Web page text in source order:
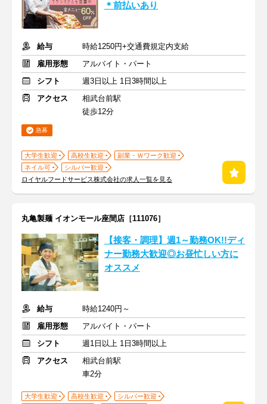
＊前払いあり
給与
時給1250円+交通費規定内支給
雇用形態
アルバイト・パート
シフト
週3日以上 1日3時間以上
アクセス
相武台前駅
徒歩12分
急募
大学生歓迎 高校生歓迎
副業・Ｗワーク歓迎
ネイル可
シルバー歓迎
ロイヤルフードサービス株式会社の求人一覧を見る
丸亀製麺 イオンモール座間店［111076］
【接客・調理】週1～勤務OK!!ディ
ナー勤務大歓迎◎お昼忙しい方に
オススメ
給与
時給1240円～
雇用形態
アルバイト・パート
シフト
週1日以上 1日3時間以上
アクセス
相武台前駅
車2分
大学生歓迎 高校生歓迎
シルバー歓迎